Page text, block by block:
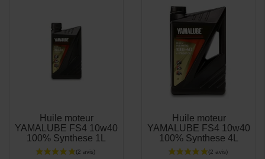
Huile moteur
YAMALUBE FS4 10w40
100% Synthese 1L
Huile moteur
YAMALUBE FS4 10w40
100% Synthese 4L
APERÇU
RAPIDE
APERÇU
RAPIDE